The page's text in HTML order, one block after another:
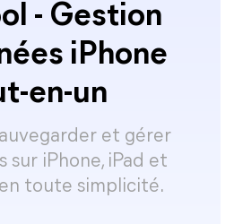
- Gestion
iPhone
en-un
et gérer
sur iPhone, iPad et
toute simplicité.